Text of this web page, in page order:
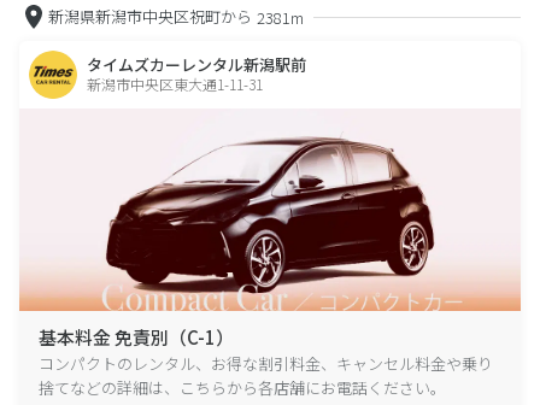
新潟県新潟市中央区祝町から 2381m
タイムズカーレンタル新潟駅前
新潟市中央区東大通1-11-31
基本料金 免責別（C-1）
コンパクトのレンタル、お得な割引料金、キャンセル料金や乗り
捨てなどの詳細は、こちらから各店舗にお電話ください。